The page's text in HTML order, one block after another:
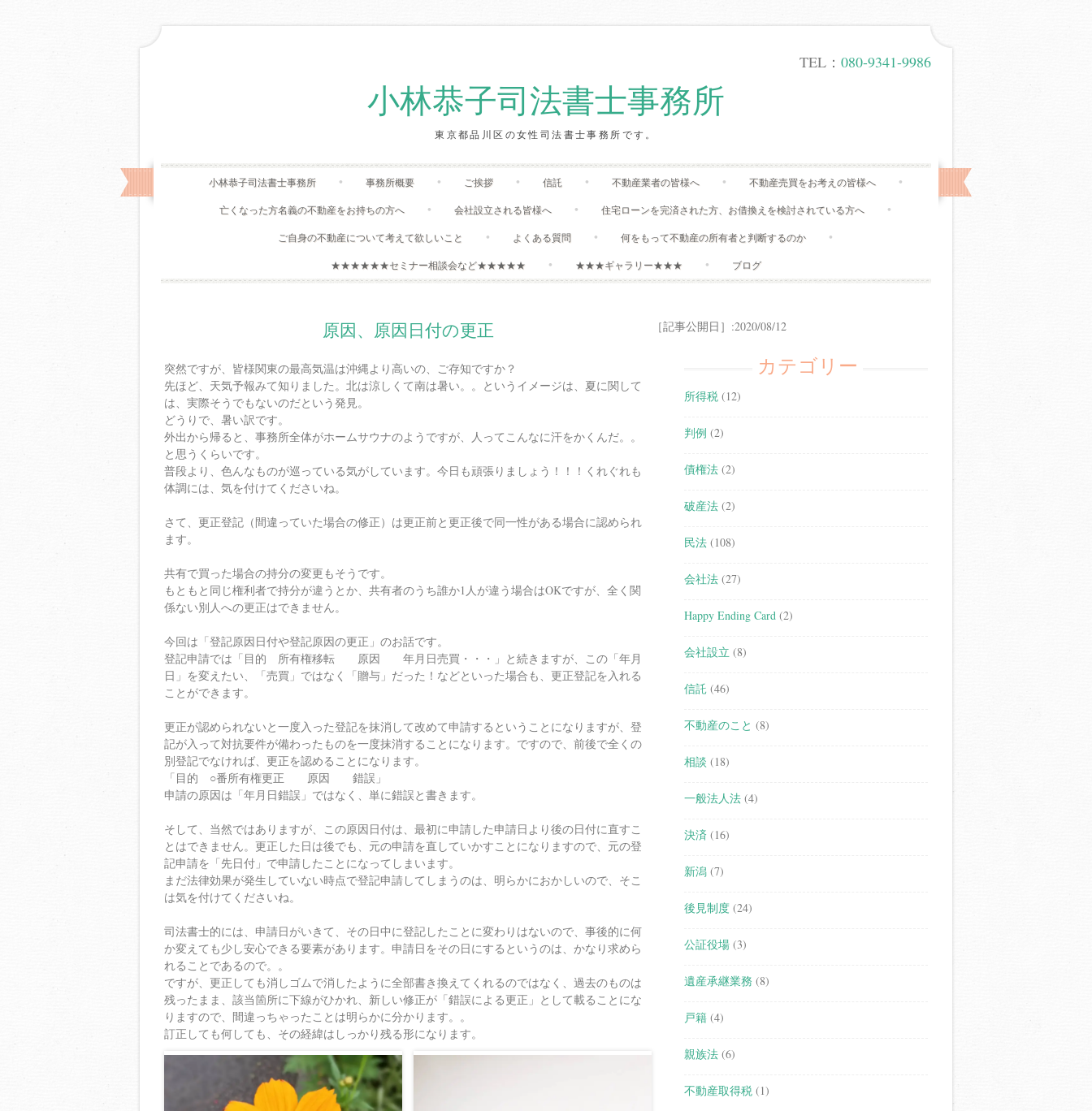
TEL： 080-9341-9986
小林恭子司法書士事務所
東京都品川区の女性司法書士事務所です。
Skip
to
content
小林恭子司法書士事務所 事務所概要 ご挨拶 信託 不動産業者の皆様へ 不動産売買をお考えの皆様へ
亡くなった方名義の不動産をお持ちの方へ 会社設立される皆様へ 住宅ローンを完済された方、お借換えを検討されている方へ
ご自身の不動産について考えて欲しいこと よくある質問 何をもって不動産の所有者と判断するのか
★★★★★★セミナー相談会など★★★★★ ★★★ギャラリー★★★ ブログ
［記事公開日］:2020/08/12
原因、原因日付の更正
突然ですが、皆様関東の最高気温は沖縄より高いの、ご存知ですか？
先ほど、天気予報みて知りました。北は涼しくて南は暑い。。というイメージは、夏に関して
は、実際そうでもないのだという発見。
どうりで、暑い訳です。
外出から帰ると、事務所全体がホームサウナのようですが、人ってこんなに汗をかくんだ。。
と思うくらいです。
普段より、色んなものが巡っている気がしています。今日も頑張りましょう！！！くれぐれも
体調には、気を付けてくださいね。
さて、更正登記（間違っていた場合の修正）は更正前と更正後で同一性がある場合に認められ
ます。
共有で買った場合の持分の変更もそうです。
もともと同じ権利者で持分が違うとか、共有者のうち誰か1人が違う場合はOKですが、全く関
係ない別人への更正はできません。
今回は「登記原因日付や登記原因の更正」のお話です。
登記申請では「目的 所有権移転 原因 年月日売買・・・」と続きますが、この「年月
日」を変えたい、「売買」ではなく「贈与」だった！などといった場合も、更正登記を入れる
ことができます。
更正が認められないと一度入った登記を抹消して改めて申請するということになりますが、登
記が入って対抗要件が備わったものを一度抹消することになります。ですので、前後で全くの
別登記でなければ、更正を認めることになります。
「目的 ○番所有権更正 原因 錯誤」
申請の原因は「年月日錯誤」ではなく、単に錯誤と書きます。
そして、当然ではありますが、この原因日付は、最初に申請した申請日より後の日付に直すこ
とはできません。更正した日は後でも、元の申請を直していかすことになりますので、元の登
記申請を「先日付」で申請したことになってしまいます。
まだ法律効果が発生していない時点で登記申請してしまうのは、明らかにおかしいので、そこ
は気を付けてくださいね。
司法書士的には、申請日がいきて、その日中に登記したことに変わりはないので、事後的に何
か変えても少し安心できる要素があります。申請日をその日にするというのは、かなり求めら
れることであるので。。
ですが、更正しても消しゴムで消したように全部書き換えてくれるのではなく、過去のものは
残ったまま、該当箇所に下線がひかれ、新しい修正が「錯誤による更正」として載ることにな
りますので、間違っちゃったことは明らかに分かります。。
訂正しても何しても、その経緯はしっかり残る形になります。
カテゴリー
所得税 (12)
判例 (2)
債権法 (2)
破産法 (2)
民法 (108)
会社法 (27)
Happy Ending Card (2)
会社設立 (8)
信託 (46)
不動産のこと (8)
相談 (18)
一般法人法 (4)
決済 (16)
新潟 (7)
後見制度 (24)
公証役場 (3)
遺産承継業務 (8)
戸籍 (4)
親族法 (6)
不動産取得税 (1)